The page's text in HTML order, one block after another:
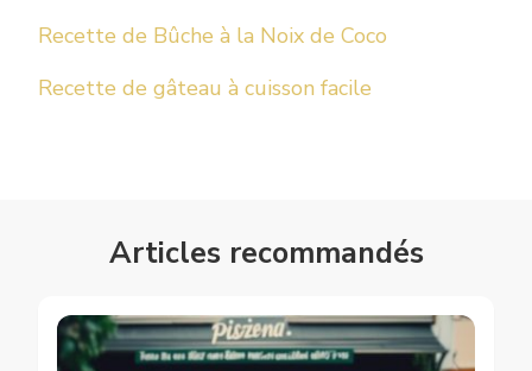
Recette de Bûche à la Noix de Coco
Recette de gâteau à cuisson facile
Articles recommandés